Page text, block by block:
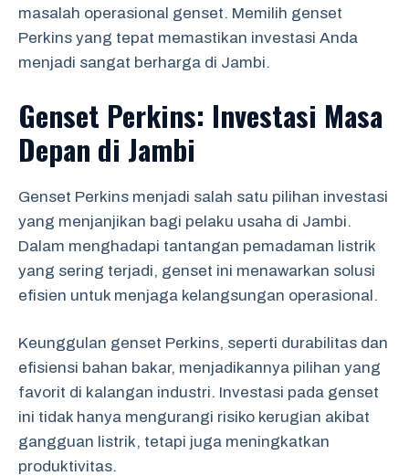
masalah operasional genset. Memilih genset
Perkins yang tepat memastikan investasi Anda
menjadi sangat berharga di Jambi.
Genset Perkins: Investasi Masa
Depan di Jambi
Genset Perkins menjadi salah satu pilihan investasi
yang menjanjikan bagi pelaku usaha di Jambi.
Dalam menghadapi tantangan pemadaman listrik
yang sering terjadi, genset ini menawarkan solusi
efisien untuk menjaga kelangsungan operasional.
Keunggulan genset Perkins, seperti durabilitas dan
efisiensi bahan bakar, menjadikannya pilihan yang
favorit di kalangan industri. Investasi pada genset
ini tidak hanya mengurangi risiko kerugian akibat
gangguan listrik, tetapi juga meningkatkan
produktivitas.